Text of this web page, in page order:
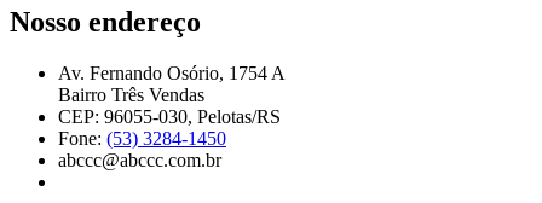
Nosso endereço
Av. Fernando Osório, 1754 A
Bairro Três Vendas
CEP: 96055-030, Pelotas/RS
Fone: (53) 3284-1450
abccc@abccc.com.br